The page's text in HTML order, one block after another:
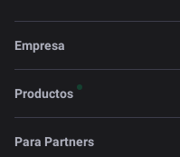
Empresa
Productos
Para Partners